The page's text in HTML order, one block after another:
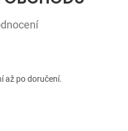
5 z 5 hvězdiček.
až po doručení.
5 z 5 hvězdiček.